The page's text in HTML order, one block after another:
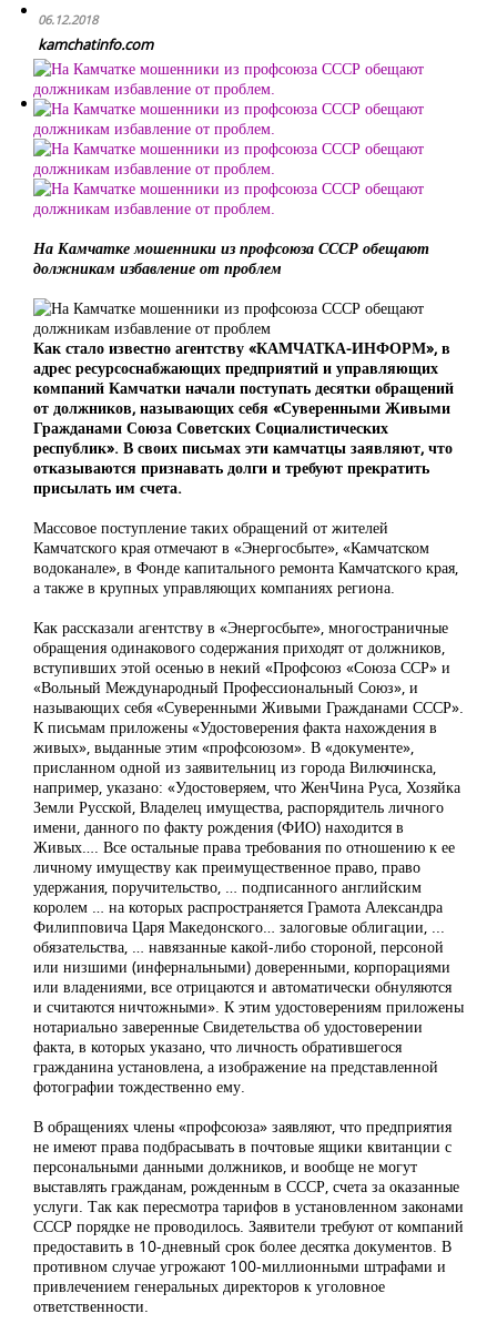
06.12.2018
kamchatinfo.com
На Камчатке мошенники из профсоюза СССР обещают
должникам избавление от проблем
Как стало известно агентству «КАМЧАТКА-ИНФОРМ», в
адрес ресурсоснабжающих предприятий и управляющих
компаний Камчатки начали поступать десятки обращений
от должников, называющих себя «Суверенными Живыми
Гражданами Союза Советских Социалистических
республик». В своих письмах эти камчатцы заявляют, что
отказываются признавать долги и требуют прекратить
присылать им счета.
Массовое поступление таких обращений от жителей
Камчатского края отмечают в «Энергосбыте», «Камчатском
водоканале», в Фонде капитального ремонта Камчатского края,
а также в крупных управляющих компаниях региона.
Как рассказали агентству в «Энергосбыте», многостраничные
обращения одинакового содержания приходят от должников,
вступивших этой осенью в некий «Профсоюз «Союза ССР» и
«Вольный Международный Профессиональный Союз», и
называющих себя «Суверенными Живыми Гражданами СССР».
К письмам приложены «Удостоверения факта нахождения в
живых», выданные этим «профсоюзом». В «документе»,
присланном одной из заявительниц из города Вилючинска,
например, указано: «Удостоверяем, что ЖенЧина Руса, Хозяйка
Земли Русской, Владелец имущества, распорядитель личного
имени, данного по факту рождения (ФИО) находится в
Живых…. Все остальные права требования по отношению к ее
личному имуществу как преимущественное право, право
удержания, поручительство, … подписанного английским
королем … на которых распространяется Грамота Александра
Филипповича Царя Македонского… залоговые облигации, ...
обязательства, … навязанные какой-либо стороной, персоной
или низшими (инфернальными) доверенными, корпорациями
или владениями, все отрицаются и автоматически обнуляются
и считаются ничтожными». К этим удостоверениям приложены
нотариально заверенные Свидетельства об удостоверении
факта, в которых указано, что личность обратившегося
гражданина установлена, а изображение на представленной
фотографии тождественно ему.
В обращениях члены «профсоюза» заявляют, что предприятия
не имеют права подбрасывать в почтовые ящики квитанции с
персональными данными должников, и вообще не могут
выставлять гражданам, рожденным в СССР, счета за оказанные
услуги. Так как пересмотра тарифов в установленном законами
СССР порядке не проводилось. Заявители требуют от компаний
предоставить в 10-дневный срок более десятка документов. В
противном случае угрожают 100-миллионными штрафами и
привлечением генеральных директоров к уголовное
ответственности.